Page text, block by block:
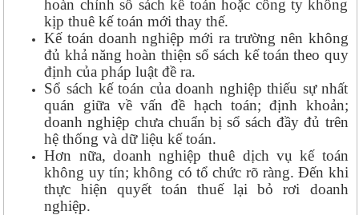
hoàn chỉnh sổ sách kế toán hoặc công ty không
kịp thuê kế toán mới thay thế.
Kế toán doanh nghiệp mới ra trường nên không
đủ khả năng hoàn thiện sổ sách kế toán theo quy
định của pháp luật đề ra.
Sổ sách kế toán của doanh nghiệp thiếu sự nhất
quán giữa về vấn đề hạch toán; định khoản;
doanh nghiệp chưa chuẩn bị sổ sách đầy đủ trên
hệ thống và dữ liệu kế toán.
Hơn nữa, doanh nghiệp thuê dịch vụ kế toán
không uy tín; không có tổ chức rõ ràng. Đến khi
thực hiện quyết toán thuế lại bỏ rơi doanh
nghiệp.